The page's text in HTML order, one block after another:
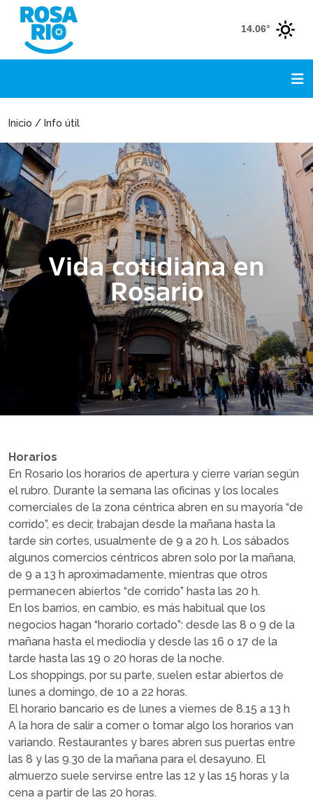
14.06°
Inicio / Info útil
Vida cotidiana en
Rosario
Horarios
En Rosario los horarios de apertura y cierre varían según
el rubro. Durante la semana las oficinas y los locales
comerciales de la zona céntrica abren en su mayoría “de
corrido”, es decir, trabajan desde la mañana hasta la
tarde sin cortes, usualmente de 9 a 20 h. Los sábados
algunos comercios céntricos abren solo por la mañana,
de 9 a 13 h aproximadamente, mientras que otros
permanecen abiertos “de corrido” hasta las 20 h.
En los barrios, en cambio, es más habitual que los
negocios hagan “horario cortado”: desde las 8 o 9 de la
mañana hasta el mediodía y desde las 16 o 17 de la
tarde hasta las 19 o 20 horas de la noche.
Los shoppings, por su parte, suelen estar abiertos de
lunes a domingo, de 10 a 22 horas.
El horario bancario es de lunes a viernes de 8.15 a 13 h
A la hora de salir a comer o tomar algo los horarios van
variando. Restaurantes y bares abren sus puertas entre
las 8 y las 9.30 de la mañana para el desayuno. El
almuerzo suele servirse entre las 12 y las 15 horas y la
cena a partir de las 20 horas.